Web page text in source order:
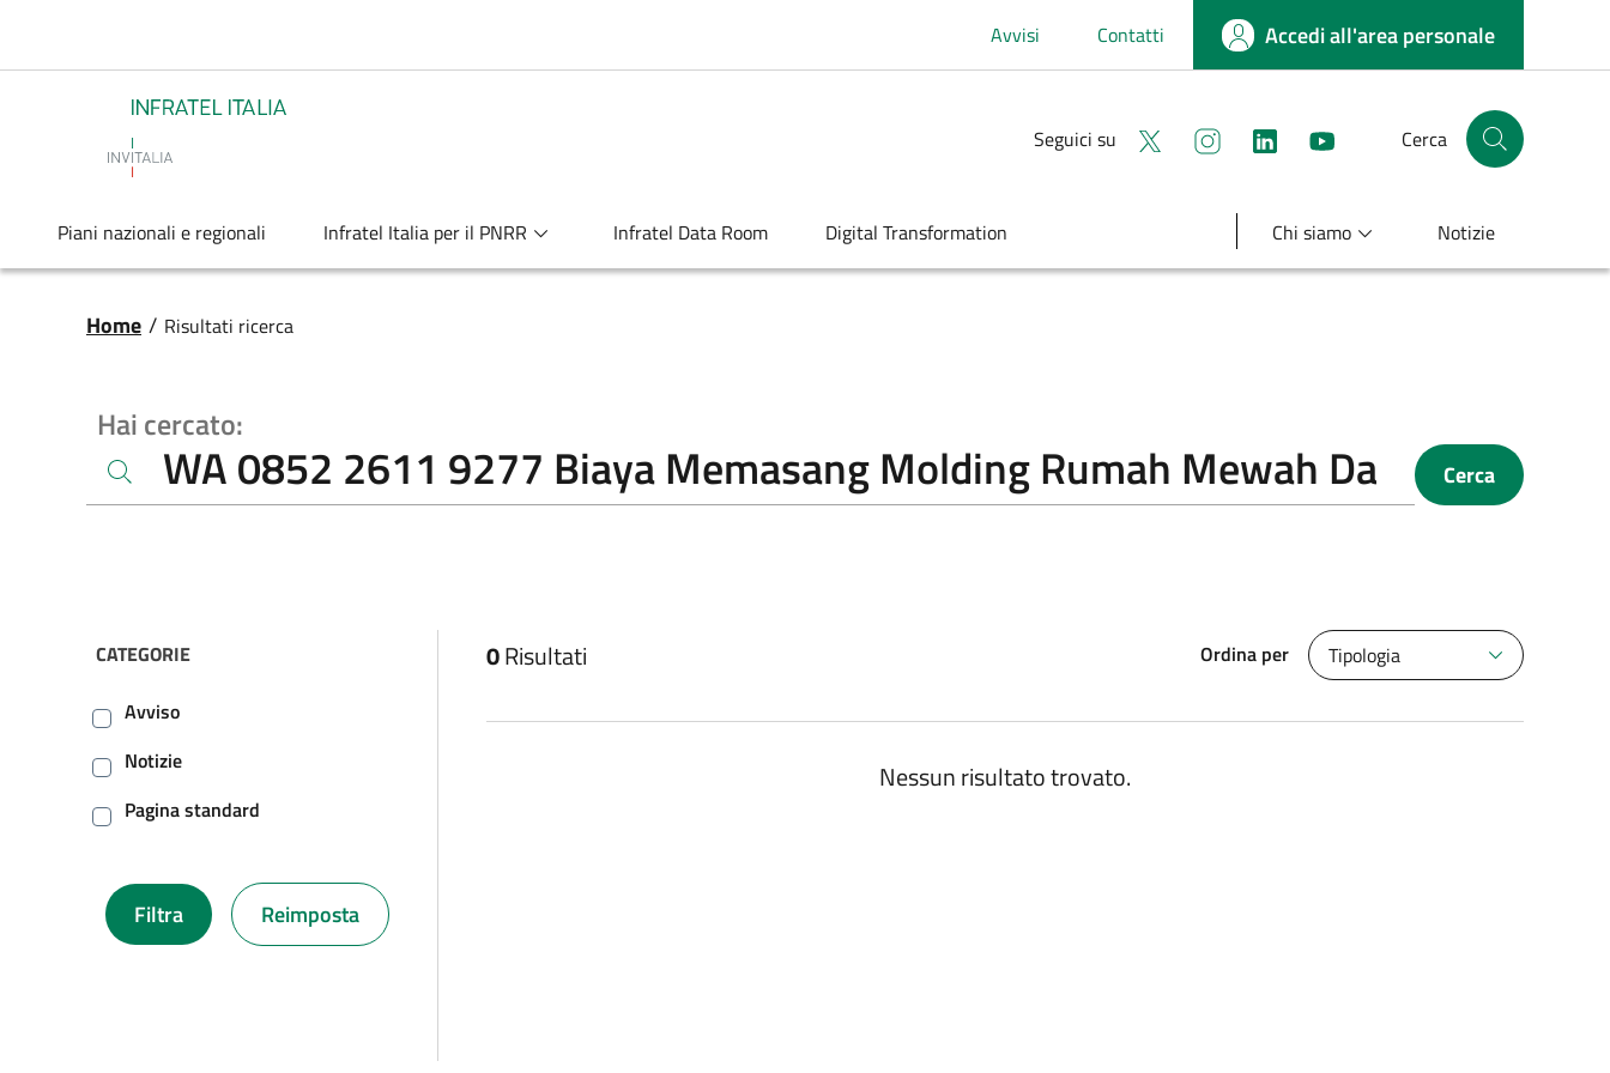
Avvisi Contatti Accedi all'area personale
Infratel Seguici su Seguici su XSeguici su instagram
linkedin youtubeCerca Cerca nel sito
Piani nazionali e regionali Infratel Italia per il PNRR Infratel Data Room Digital Transformation Chi siamo Notizie
Briciole di pane
Home / Risultati ricerca
Hai cercato:
Cerca
filtri da applicare
CATEGORIE
CLICCANDO SU UNA DELLE CHECKBOX LA PAGINA VERRÀ RICARICATA
Avviso
Notizie
Pagina standard
Filtra Reimposta
0Risultati Ordina per Tipologia
Nessun risultato trovato.